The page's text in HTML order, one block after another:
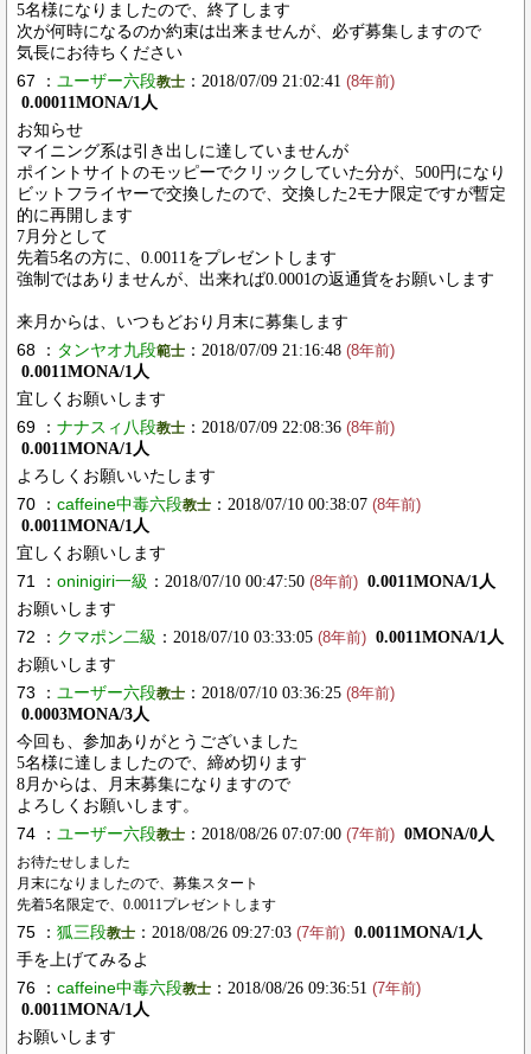
5名様になりましたので、終了します
次が何時になるのか約束は出来ませんが、必ず募集しますので
気長にお待ちください
67 ： ユーザー六段教士 ：2018/07/09 21:02:41 (8年前)
0.00011MONA/1人
お知らせ
マイニング系は引き出しに達していませんが
ポイントサイトのモッピーでクリックしていた分が、500円になり
ビットフライヤーで交換したので、交換した2モナ限定ですが暫定
的に再開します
7月分として
先着5名の方に、0.0011をプレゼントします
強制ではありませんが、出来れば0.0001の返通貨をお願いします
来月からは、いつもどおり月末に募集します
68 ： タンヤオ九段範士 ：2018/07/09 21:16:48 (8年前)
0.0011MONA/1人
宜しくお願いします
69 ： ナナスィ八段教士 ：2018/07/09 22:08:36 (8年前)
0.0011MONA/1人
よろしくお願いいたします
70 ： caffeine中毒六段教士 ：2018/07/10 00:38:07 (8年前)
0.0011MONA/1人
宜しくお願いします
71 ： oninigiri一級 ：2018/07/10 00:47:50 (8年前) 0.0011MONA/1人
お願いします
72 ： クマポン二級 ：2018/07/10 03:33:05 (8年前) 0.0011MONA/1人
お願いします
73 ： ユーザー六段教士 ：2018/07/10 03:36:25 (8年前)
0.0003MONA/3人
今回も、参加ありがとうございました
5名様に達しましたので、締め切ります
8月からは、月末募集になりますので
よろしくお願いします。
74 ： ユーザー六段教士 ：2018/08/26 07:07:00 (7年前) 0MONA/0人
お待たせしました
月末になりましたので、募集スタート
先着5名限定で、0.0011プレゼントします
75 ： 狐三段教士 ：2018/08/26 09:27:03 (7年前) 0.0011MONA/1人
手を上げてみるよ
76 ： caffeine中毒六段教士 ：2018/08/26 09:36:51 (7年前)
0.0011MONA/1人
お願いします